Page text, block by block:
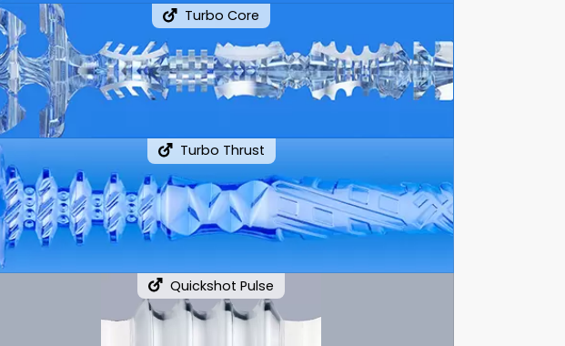
Turbo Core
Turbo Thrust
Quickshot Pulse